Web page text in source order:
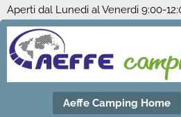
Aperti dal Lunedi al Venerdi 9:00-
Aeffe Camping Home